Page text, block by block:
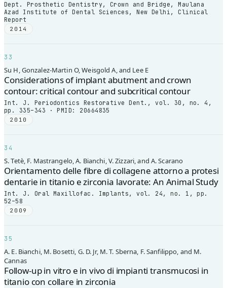
Dept. Prosthetic Dentistry, Crown and Bridge, Maulana
Azad Institute of Dental Sciences, New Delhi, Clinical
Report
2014
33
Su H, Gonzalez-Martin O, Weisgold A, and Lee E
Considerations of implant abutment and crown
contour: critical contour and subcritical contour
Int. J. Periodontics Restorative Dent., vol. 30, no. 4,
pp. 335–343 · PMID: 20664835
2010
34
S. Tetè, F. Mastrangelo, A. Bianchi, V. Zizzari, and A. Scarano
Orientamento delle fibre di collagene attorno a protesi
dentarie in titanio e zirconia lavorate: An Animal Study
Int. J. Oral Maxillofac. Implants, vol. 24, no. 1, pp.
52–58
2009
35
A. E. Bianchi, M. Bosetti, G. D. Jr, M. T. Sberna, F. Sanfilippo, and M.
Cannas
Follow-up in vitro e in vivo di impianti transmucosi in
titanio con collare in zirconia